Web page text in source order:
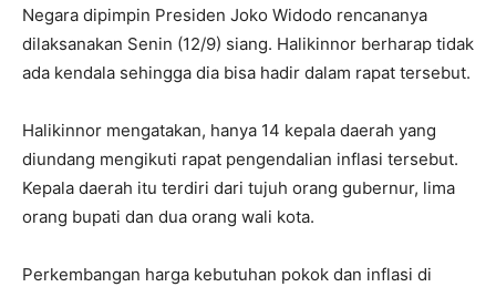
Negara dipimpin Presiden Joko Widodo rencananya
dilaksanakan Senin (12/9) siang. Halikinnor berharap tidak
ada kendala sehingga dia bisa hadir dalam rapat tersebut.
Halikinnor mengatakan, hanya 14 kepala daerah yang
diundang mengikuti rapat pengendalian inflasi tersebut.
Kepala daerah itu terdiri dari tujuh orang gubernur, lima
orang bupati dan dua orang wali kota.
Perkembangan harga kebutuhan pokok dan inflasi di